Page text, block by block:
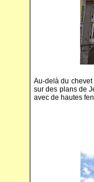
Au-delà du
sur des plans de
avec de hautes